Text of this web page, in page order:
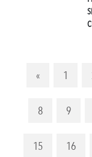
« 1
8 9
15 16